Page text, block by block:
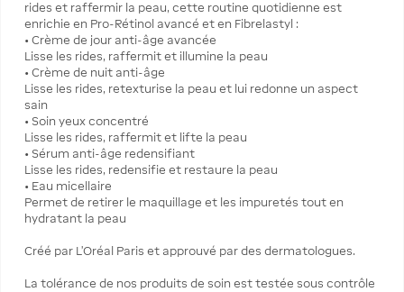
rides et raffermir la peau, cette routine quotidienne est
enrichie en Pro-Rétinol avancé et en Fibrelastyl :
• Crème de jour anti-âge avancée
Lisse les rides, raffermit et illumine la peau
• Crème de nuit anti-âge
Lisse les rides, retexturise la peau et lui redonne un aspect
sain
• Soin yeux concentré
Lisse les rides, raffermit et lifte la peau
• Sérum anti-âge redensifiant
Lisse les rides, redensifie et restaure la peau
• Eau micellaire
Permet de retirer le maquillage et les impuretés tout en
hydratant la peau
Créé par L’Oréal Paris et approuvé par des dermatologues.
La tolérance de nos produits de soin est testée sous contrôle